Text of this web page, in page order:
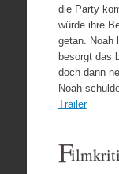
die Party
würde ihre
getan. Noah
besorgt das
doch dann
Noah
Trailer
F